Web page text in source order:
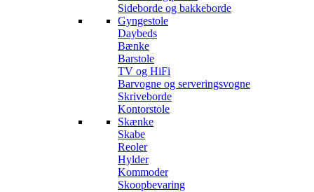
Sideborde og bakkeborde
Gyngestole
Daybeds
Bænke
Barstole
TV og HiFi
Barvogne og serveringsvogne
Skriveborde
Kontorstole
Skænke
Skabe
Reoler
Hylder
Kommoder
Skoopbevaring